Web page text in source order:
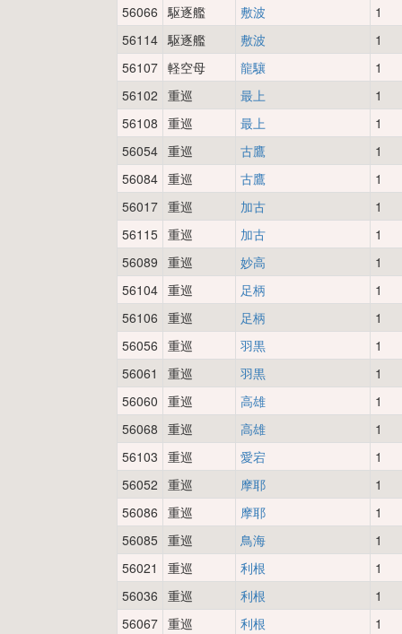
56066 駆逐艦 敷波
1
56114 駆逐艦 敷波
1
56107 軽空母 龍驤
1
56102 重巡 最上
1
56108 重巡 最上
1
56054 重巡 古鷹
1
56084 重巡 古鷹
1
56017 重巡 加古
1
56115 重巡 加古
1
56089 重巡 妙高
1
56104 重巡 足柄
1
56106 重巡 足柄
1
56056 重巡 羽黒
1
56061
重巡 羽黒
1
56060 重巡 高雄
1
56068 重巡 高雄
1
56103 重巡 愛宕
1
56052 重巡 摩耶
1
56086 重巡 摩耶
1
56085 重巡 鳥海
1
56021
重巡 利根
1
56036 重巡 利根
1
56067 重巡 利根 1